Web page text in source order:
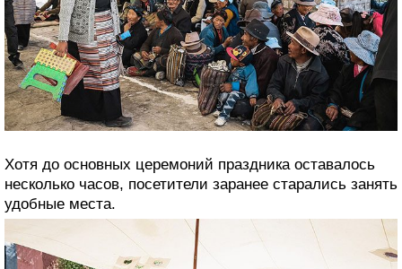
Хотя до основных церемоний праздника оставалось
несколько часов, посетители заранее старались занять
удобные места.